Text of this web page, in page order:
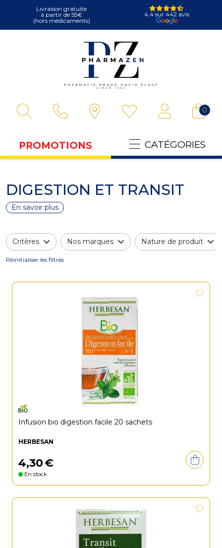
Livraison gratuite
à partir de 55€
(hors médicaments)
4,4 sur 442 avis
0
PROMOTIONS CATÉGORIES
DIGESTION ET TRANSIT
En savoir plus
Critères Nos marques Nature de produit
Réinitialiser les filtres
Infusion bio digestion facile 20 sachets
HERBESAN
4,30€
En stock